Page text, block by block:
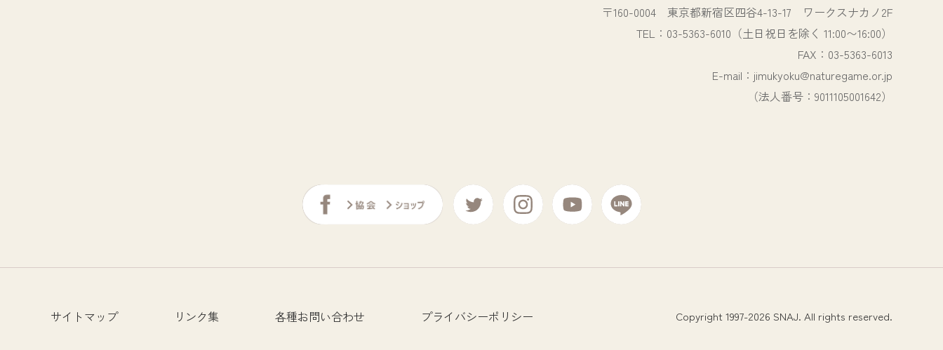
〒160-0004 東京都新宿区四谷4-13-17 ワークスナカノ2F
TEL：03-5363-6010（土日祝日を除く 11:00〜16:00）
FAX：03-5363-6013
E-mail：jimukyoku@naturegame.or.jp
（法人番号：9011105001642）
サイトマップ リンク集 各種お問い合わせ プライバシーポリシー Copyright 1997-2026 SNAJ. All rights reserved.